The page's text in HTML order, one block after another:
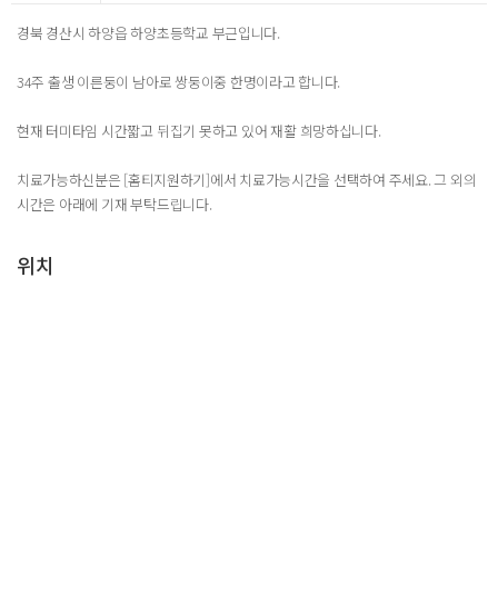
경북 경산시 하양읍 하양초등학교 부근입니다.
34주 출생 이른둥이 남아로 쌍둥이중 한명이라고 합니다.
현재 터미타임 시간짧고 뒤집기 못하고 있어 재활 희망하십니다.
치료가능하신분은 [홈티지원하기]에서 치료가능시간을 선택하여 주세요. 그 외의
시간은 아래에 기재 부탁드립니다.
위치